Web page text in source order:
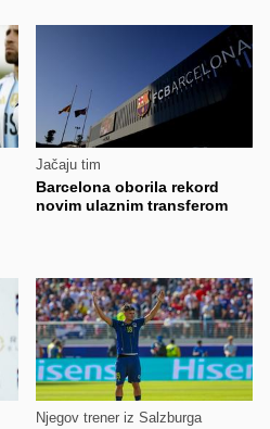
Jačaju tim
Barcelona oborila rekord
novim ulaznim transferom
Njegov trener iz Salzburga